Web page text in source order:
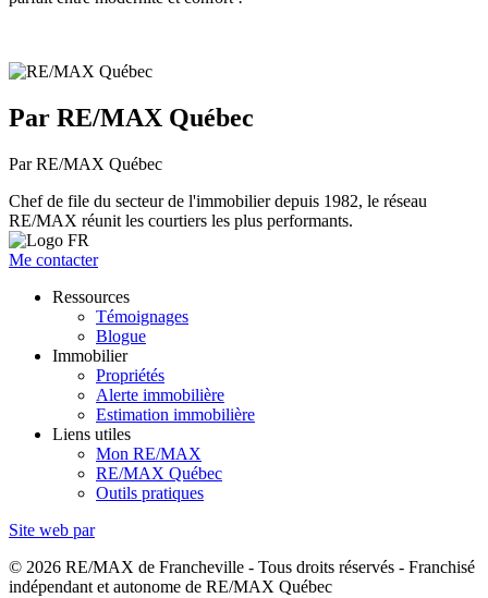
Par RE/MAX Québec
Par RE/MAX Québec
Chef de file du secteur de l'immobilier depuis 1982, le réseau
RE/MAX réunit les courtiers les plus performants.
Me contacter
Ressources
Témoignages
Blogue
Immobilier
Propriétés
Alerte immobilière
Estimation immobilière
Liens utiles
Mon RE/MAX
RE/MAX Québec
Outils pratiques
Site web par
© 2026 RE/MAX de Francheville - Tous droits réservés - Franchisé
indépendant et autonome de RE/MAX Québec